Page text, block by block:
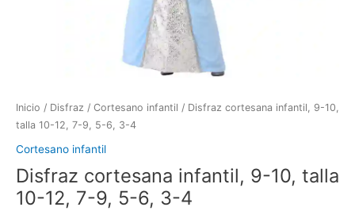
Inicio / Disfraz / Cortesano infantil / Disfraz cortesana infantil, 9-10,
talla 10-12, 7-9, 5-6, 3-4
Cortesano infantil
Disfraz cortesana infantil, 9-10, talla
10-12, 7-9, 5-6, 3-4